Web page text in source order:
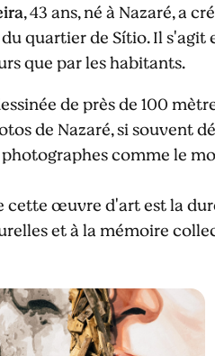
, 43 ans, né à Nazaré, a
quartier de Sítio. Il
que par les habitants.
de près de 100
de Nazaré, si souvent
comme le
œuvre d'art est la
et à la mémoire